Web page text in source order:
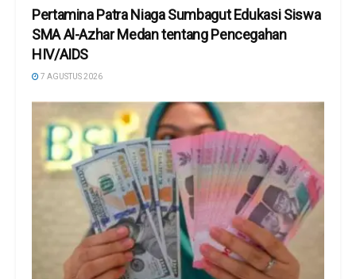
Pertamina Patra Niaga Sumbagut Edukasi Siswa
SMA Al-Azhar Medan tentang Pencegahan
HIV/AIDS
7 AGUSTUS 2026